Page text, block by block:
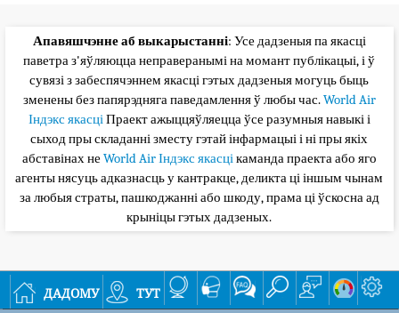
Апавяшчэнне аб выкарыстанні: Усе дадзеныя па якасці
паветра з'яўляюцца неправеранымі на момант публікацыі, і ў
сувязі з забеспячэннем якасці гэтых дадзеныя могуць быць
зменены без папярэдняга паведамлення ў любы час.World Air
Індэкс якасціПраект ажыццяўляецца ўсе разумныя навыкі і
сыход пры складанні зместу гэтай інфармацыі і ні пры якіх
абставінах не World Air Індэкс якасцікаманда праекта або яго
агенты нясуць адказнасць у кантракце, деликта ці іншым чынам
за любыя страты, пашкоджанні або шкоду, прама ці ўскосна ад
крыніцы гэтых дадзеных.
дадому тут